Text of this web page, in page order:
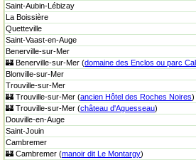
Saint-Aubin-Lébizay
La Boissière
Quetteville
Saint-Vaast-en-Auge
Benerville-sur-Mer
🏰 Benerville-sur-Mer (domaine des Enclos ou parc
Blonville-sur-Mer
Trouville-sur-Mer
🏰 Trouville-sur-Mer (ancien Hôtel des Roches Noires)
🏰 Trouville-sur-Mer (château d'Aguesseau)
Douville-en-Auge
Saint-Jouin
Cambremer
🏰 Cambremer (manoir dit Le Montargy)